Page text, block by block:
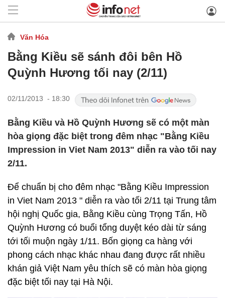
Văn Hóa
Bằng Kiều sẽ sánh đôi bên Hồ
Quỳnh Hương tối nay (2/11)
02/11/2013 - 18:30
Bằng Kiều và Hồ Quỳnh Hương sẽ có một màn
hòa giọng đặc biệt trong đêm nhạc "Bằng Kiều
Impression in Viet Nam 2013" diễn ra vào tối nay
2/11.
Để chuẩn bị cho đêm nhạc "Bằng Kiều Impression
in Viet Nam 2013 " diễn ra vào tối 2/11 tại Trung tâm
hội nghị Quốc gia, Bằng Kiều cùng Trọng Tấn, Hồ
Quỳnh Hương có buổi tổng duyệt kéo dài từ sáng
tới tối muộn ngày 1/11. Bốn giọng ca hàng với
phong cách nhạc khác nhau đang được rất nhiều
khán giả Việt Nam yêu thích sẽ có màn hòa giọng
đặc biệt tối nay tại Hà Nội.